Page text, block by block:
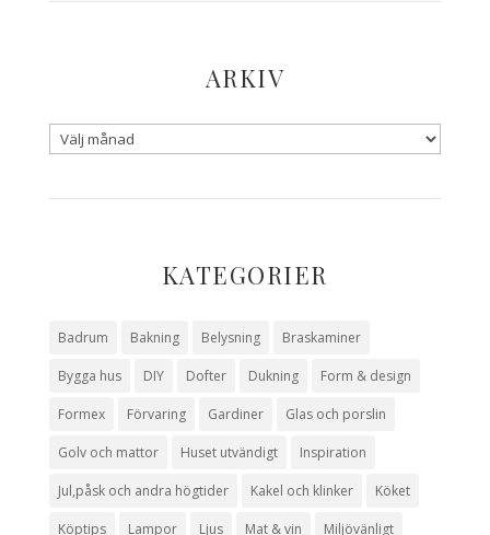
ARKIV
KATEGORIER
Badrum Bakning Belysning Braskaminer
Bygga hus DIY Dofter Dukning Form & design
Formex Förvaring Gardiner Glas och porslin
Golv och mattor Huset utvändigt Inspiration
Jul,påsk och andra högtider Kakel och klinker Köket
Köptips Lampor Ljus Mat & vin Miljövänligt